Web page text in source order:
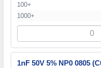
100+
1000+
1nF 50V 5% NP0 0805